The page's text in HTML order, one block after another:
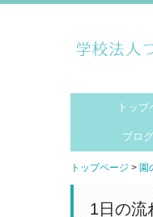
トップ
ブロ
ブロ
ブロ
トップページ 園
1日の流